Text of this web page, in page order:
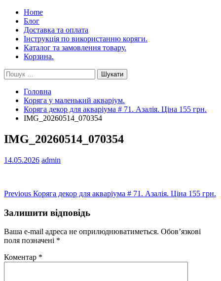
Home
Блог
Доставка та оплата
Інструкція по використанню коряги.
Каталог та замовлення товару.
Корзина.
Пошук:
Головна
Коряга у маленький акваріум.
Коряга декор для акваріума # 71. Азалія. Ціна 155 грн.
IMG_20260514_070354
IMG_20260514_070354
14.05.2026 admin
Навігація
записів
Previous Previous
Коряга декор для акваріума # 71. Азалія. Ціна 155 грн.
Залишити відповідь
Ваша e-mail адреса не оприлюднюватиметься. Обов’язкові
поля позначені *
Коментар *